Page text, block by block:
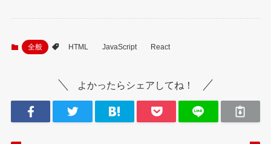
全般 HTML JavaScript React
よかったらシェアしてね！